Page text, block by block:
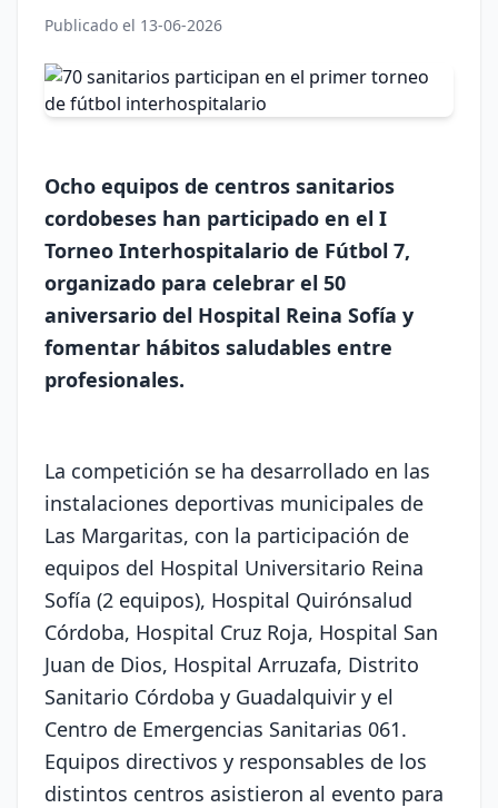
Publicado el 13-06-2026
Ocho equipos de centros sanitarios
cordobeses han participado en el I
Torneo Interhospitalario de Fútbol 7,
organizado para celebrar el 50
aniversario del Hospital Reina Sofía y
fomentar hábitos saludables entre
profesionales.
La competición se ha desarrollado en las
instalaciones deportivas municipales de
Las Margaritas, con la participación de
equipos del Hospital Universitario Reina
Sofía (2 equipos), Hospital Quirónsalud
Córdoba, Hospital Cruz Roja, Hospital San
Juan de Dios, Hospital Arruzafa, Distrito
Sanitario Córdoba y Guadalquivir y el
Centro de Emergencias Sanitarias 061.
Equipos directivos y responsables de los
distintos centros asistieron al evento para